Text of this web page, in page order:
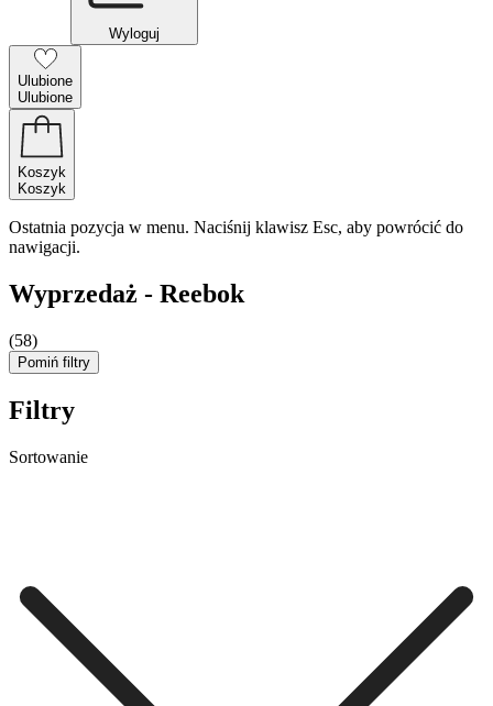
Wyloguj
Ulubione
Ulubione
Koszyk
Koszyk
Ostatnia pozycja w menu. Naciśnij klawisz Esc, aby powrócić do
nawigacji.
Wyprzedaż - Reebok
(58)
Pomiń filtry
Filtry
Sortowanie